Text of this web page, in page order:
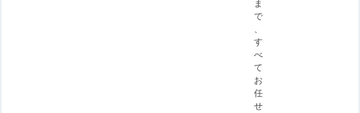
ま
で
、
す
べ
て
お
任
せ